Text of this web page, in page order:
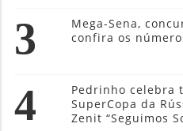
3
Mega-Sena,
confira os
4
Pedrinho celebra
SuperCopa da
Zenit “Seguimos